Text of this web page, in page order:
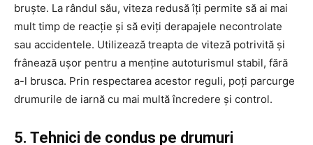
bruște. La rândul său, viteza redusă îți permite să ai mai
mult timp de reacție și să eviți derapajele necontrolate
sau accidentele. Utilizează treapta de viteză potrivită și
frânează ușor pentru a menține autoturismul stabil, fără
a-l brusca. Prin respectarea acestor reguli, poți parcurge
drumurile de iarnă cu mai multă încredere și control.
5. Tehnici de condus pe drumuri